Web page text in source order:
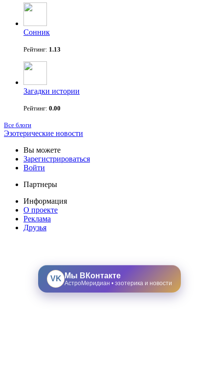
Сонник
Рейтинг: 1.13
Загадки истории
Рейтинг: 0.00
Все блоги
Эзотерические новости
Вы можете
Зарегистрироваться
Войти
Партнеры
Информация
О проекте
Реклама
Друзья
VK Мы ВКонтакте
АстроМеридиан • эзотерика и новости